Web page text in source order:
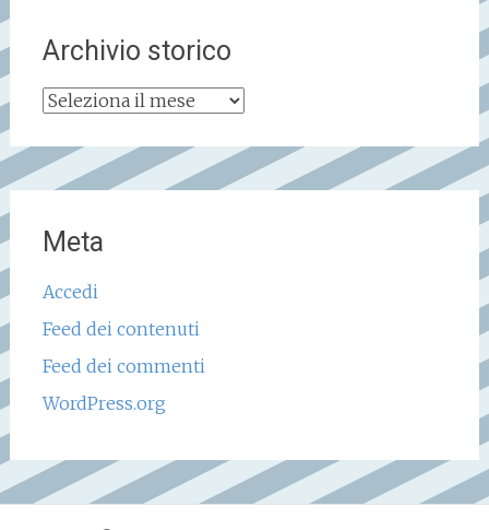
Archivio storico
Archivio
Meta
Accedi
Feed dei contenuti
Feed dei commenti
WordPress.org